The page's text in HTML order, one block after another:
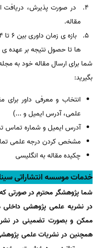
در صورت پذیرش، دریافت
مقاله.
ها تا حصول نتیجه بر عهده
شما برای ارسال مقاله خود به
بگیرید:
انتخاب و معرفی داور برای
علمی، آدرس ایمیل و ...)
آدرس ایمیل و شماره تماس
مشخص کردن درجه علمی
چکیده مقاله به انگلیسی
خدمات موسسه انتشاراتی
شما پژوهشگر محترم در صورتی
در نشریه علمی پژوهشی
ممکن و بصورت تضمینی در
همچنین در نشریات علمی پژوهشی